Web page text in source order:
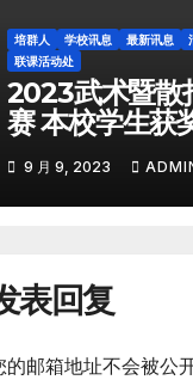
培群人 学校讯息 最新讯息
联课活动处
2023武术暨散
赛 本校学生获
9 月 9, 2023
表回复
的邮箱地址不会被公开